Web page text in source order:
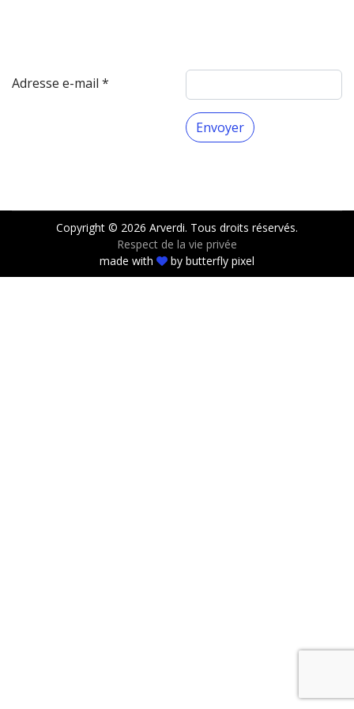
Adresse e-mail *
Envoyer
Copyright © 2026 Arverdi. Tous droits réservés.
Respect de la vie privée
made with
by butterfly pixel